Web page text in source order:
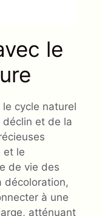
le
cycle naturel
et de la
et le
de vie des
décoloration,
à une
atténuant